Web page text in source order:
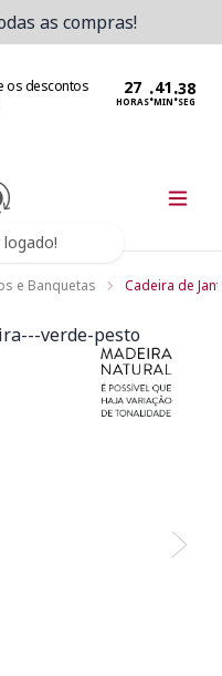
as compras!
os descontos
HORAS:MIN:SEG
e Banquetas Cadeira de